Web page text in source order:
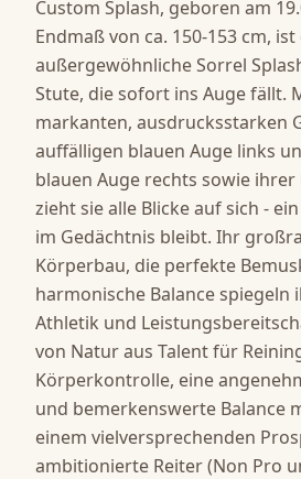
Custom Splash, geboren am
Endmaß von ca. 150-153 cm, ist
außergewöhnliche Sorrel
Stute, die sofort ins Auge fällt.
markanten, ausdrucksstarken
auffälligen blauen Auge links
blauen Auge rechts sowie ihrer
zieht sie alle Blicke auf sich -
im Gedächtnis bleibt. Ihr
Körperbau, die perfekte
harmonische Balance spiegeln
Athletik und
von Natur aus Talent für
Körperkontrolle, eine
und bemerkenswerte Balance
einem vielversprechenden
ambitionierte Reiter (Non Pro